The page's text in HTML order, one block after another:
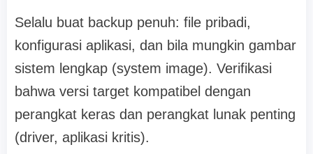
Selalu buat backup penuh: file pribadi,
konfigurasi aplikasi, dan bila mungkin gambar
sistem lengkap (system image). Verifikasi
bahwa versi target kompatibel dengan
perangkat keras dan perangkat lunak penting
(driver, aplikasi kritis).